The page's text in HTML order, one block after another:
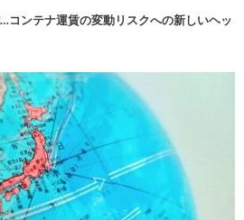
コンテナ運賃の変動リスクへの新しいヘッ